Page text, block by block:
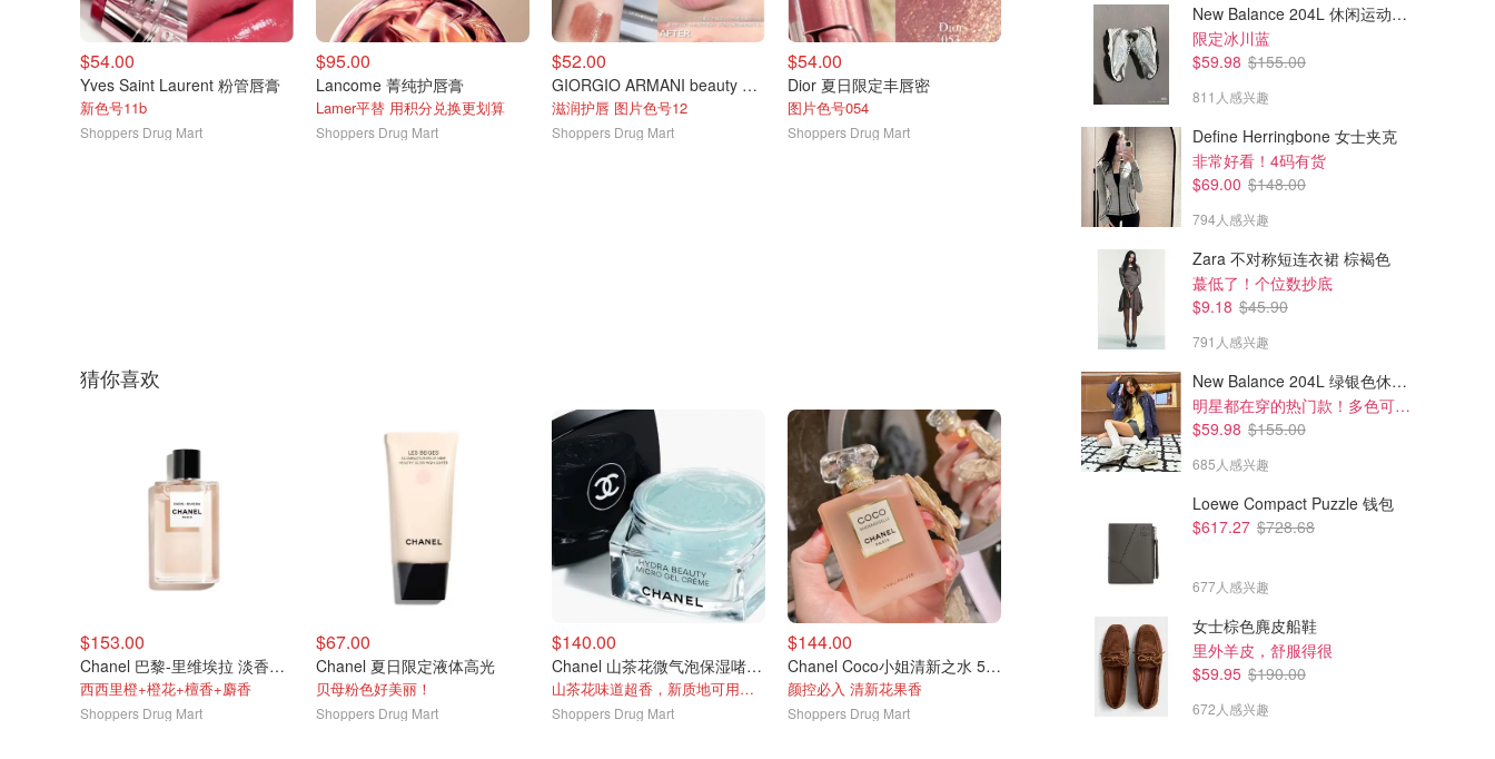
$54.00
Yves Saint Laurent 粉管唇膏
新色号11b
Shoppers Drug Mart
$95.00
Lancome 菁纯护唇膏
Lamer平替 用积分兑换更划算
Shoppers Drug Mart
$52.00
GIORGIO ARMANI beauty 全新玻璃唇膏
滋润护唇 图片色号12
Shoppers Drug Mart
$54.00
Dior 夏日限定丰唇密
图片色号054
Shoppers Drug Mart
Dior 夏日限定丰唇蜜
推荐色号#054
Shoppers Drug Mart
$54.00
多色可选 jisoo同款
Shoppers Drug Mart
猜你喜欢
$153.00
Chanel 巴黎-里维埃拉 淡香水50ml
西西里橙+橙花+檀香+麝香
Shoppers Drug Mart
$67.00
Chanel 夏日限定液体高光
贝母粉色好美丽！
Shoppers Drug Mart
$140.00
Chanel 山茶花微气泡保湿啫喱霜50ml
山茶花味道超香，新质地可用作隔离+面霜
Shoppers Drug Mart
$144.00
Chanel Coco小姐清新之水 50ml
颜控必入 清新花果香
Shoppers Drug Mart
New Balance 204L 休闲运动鞋 蓝银色
限定冰川蓝
$59.98 $155.00
811人感兴趣
Define Herringbone 女士夹克
非常好看！4码有货
$69.00 $148.00
794人感兴趣
Zara 不对称短连衣裙 棕褐色
蕞低了！个位数抄底
$9.18 $45.90
791人感兴趣
New Balance 204L 绿银色休闲鞋
明星都在穿的热门款！多色可选 3.8折
$59.98 $155.00
685人感兴趣
Loewe Compact Puzzle 钱包
$617.27 $728.68
677人感兴趣
女士棕色麂皮船鞋
里外羊皮，舒服得很
$59.95 $190.00
672人感兴趣